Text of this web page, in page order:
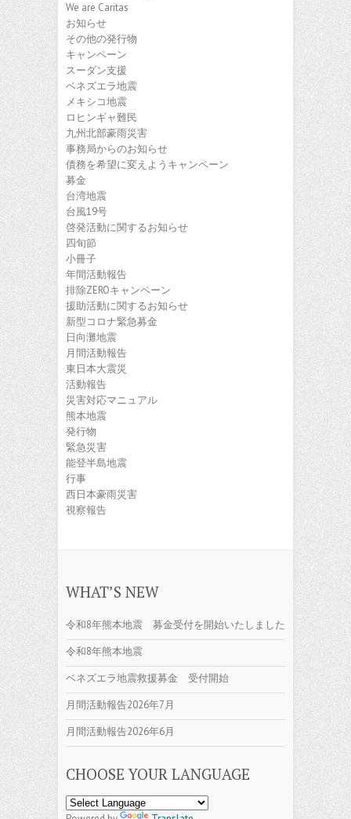
We are Caritas
お知らせ
その他の発行物
キャンペーン
スーダン支援
ベネズエラ地震
メキシコ地震
ロヒンギャ難民
九州北部豪雨災害
事務局からのお知らせ
債務を希望に変えようキャンペーン
募金
台湾地震
台風19号
啓発活動に関するお知らせ
四旬節
小冊子
年間活動報告
排除ZEROキャンペーン
援助活動に関するお知らせ
新型コロナ緊急募金
日向灘地震
月間活動報告
東日本大震災
活動報告
災害対応マニュアル
熊本地震
発行物
緊急災害
能登半島地震
行事
西日本豪雨災害
視察報告
WHAT’S NEW
令和8年熊本地震 募金受付を開始いたしました
令和8年熊本地震
ベネズエラ地震救援募金 受付開始
月間活動報告2026年7月
月間活動報告2026年6月
CHOOSE YOUR LANGUAGE